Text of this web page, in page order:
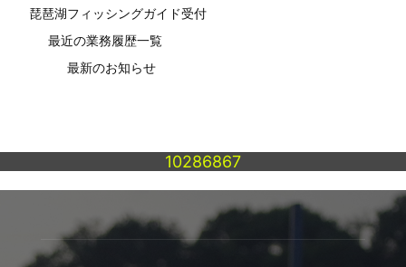
琵琶湖フィッシングガイド受付
最近の業務履歴一覧
最新のお知らせ
10286867